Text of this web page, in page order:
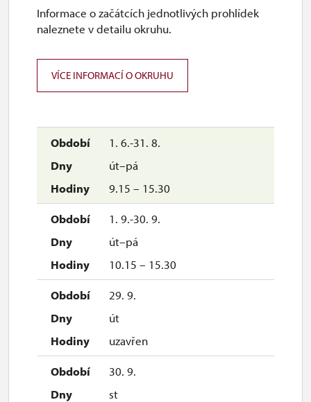
čt
10.00 – 15.00
30. 10.
pá
ne
1. 1.-1. 4.
1. 6.-31. 8.
út–pá
9.15 – 15.30
1. 9.-30. 9.
út–pá
10.15 – 15.30
29. 9.
út
uzavřen
30. 9.
st
Informace o začátcích jednotlivých prohlídek
naleznete v detailu okruhu.
VÍCE INFORMACÍ O OKRUHU